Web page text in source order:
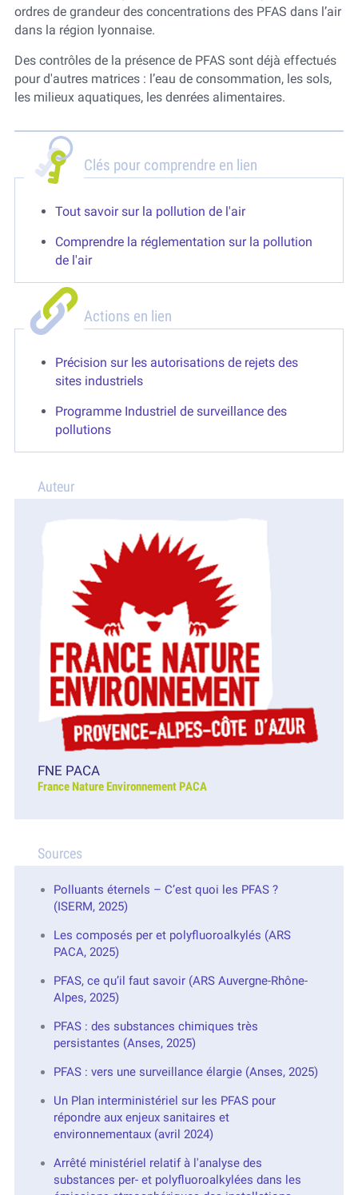
ordres de grandeur des concentrations des PFAS dans l’air
dans la région lyonnaise.
Des contrôles de la présence de PFAS sont déjà effectués
pour d'autres matrices : l’eau de consommation, les sols,
les milieux aquatiques, les denrées alimentaires.
Clés pour comprendre en lien
Tout savoir sur la pollution de l'air
Comprendre la réglementation sur la pollution
de l'air
Actions en lien
Précision sur les autorisations de rejets des
sites industriels
Programme Industriel de surveillance des
pollutions
Auteur
FNE PACA
France Nature Environnement PACA
Sources
Polluants éternels – C’est quoi les PFAS ?
(ISERM, 2025)
Les composés per et polyfluoroalkylés (ARS
PACA, 2025)
PFAS, ce qu’il faut savoir (ARS Auvergne-Rhône-
Alpes, 2025)
PFAS : des substances chimiques très
persistantes (Anses, 2025)
PFAS : vers une surveillance élargie (Anses, 2025)
Un Plan interministériel sur les PFAS pour
répondre aux enjeux sanitaires et
environnementaux (avril 2024)
Arrêté ministériel relatif à l'analyse des
substances per- et polyfluoroalkylées dans les